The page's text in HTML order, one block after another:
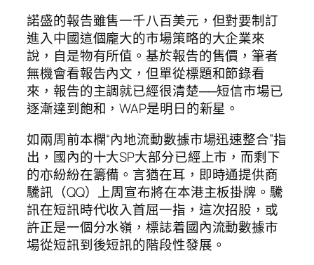
諾盛的報告雖售一千八百美元，但對要制訂
進入中國這個龐大的市場策略的大企業來
說，自是物有所值。基於報告的售價，筆者
無機會看報告內文，但單從標題和節錄看
來，報告的主調就已經很清楚──短信市場已
逐漸達到飽和，WAP是明日的新星。
如兩周前本欄“內地流動數據市場迅速整合”指
出，國內的十大SP大部分已經上市，而剩下
的亦紛紛在籌備。言猶在耳，即時通提供商
驣訊（QQ）上周宣布將在本港主板掛牌。驣
訊在短訊時代收入首屈一指，這次招股，或
許正是一個分水嶺，標誌着國內流動數據市
場從短訊到後短訊的階段性發展。